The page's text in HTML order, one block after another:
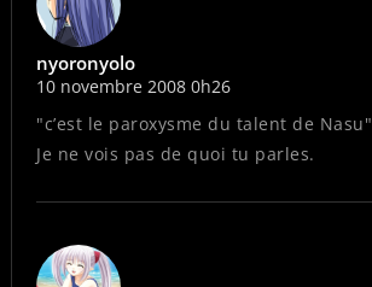
nyoronyolo
10 novembre 2008 0h26
"c’est le paroxysme du talent de Nasu"
Je ne vois pas de quoi tu parles.